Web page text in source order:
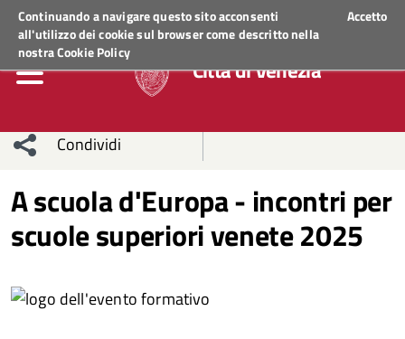
Continuando a navigare questo sito acconsenti
all'utilizzo dei cookie sul browser come descritto nella
nostraCookie Policy
Accetto
Regione Veneto ACCEDI AI SERVIZI
Città di Venezia
Condividi
sui social
network
Condividi
Condividi
su
Condividi
Twitter
su
Condividi
A scuola d'Europa - incontri per
scuole superiori venete 2025